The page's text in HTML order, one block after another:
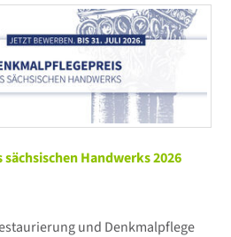
Handwerks 2026
und Denkmalpflege